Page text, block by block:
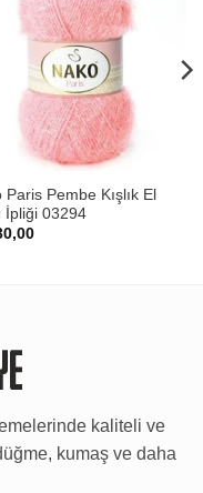
Paris Pembe Kışlık El
İpliği 03294
kaliteli ve
kumaş ve daha